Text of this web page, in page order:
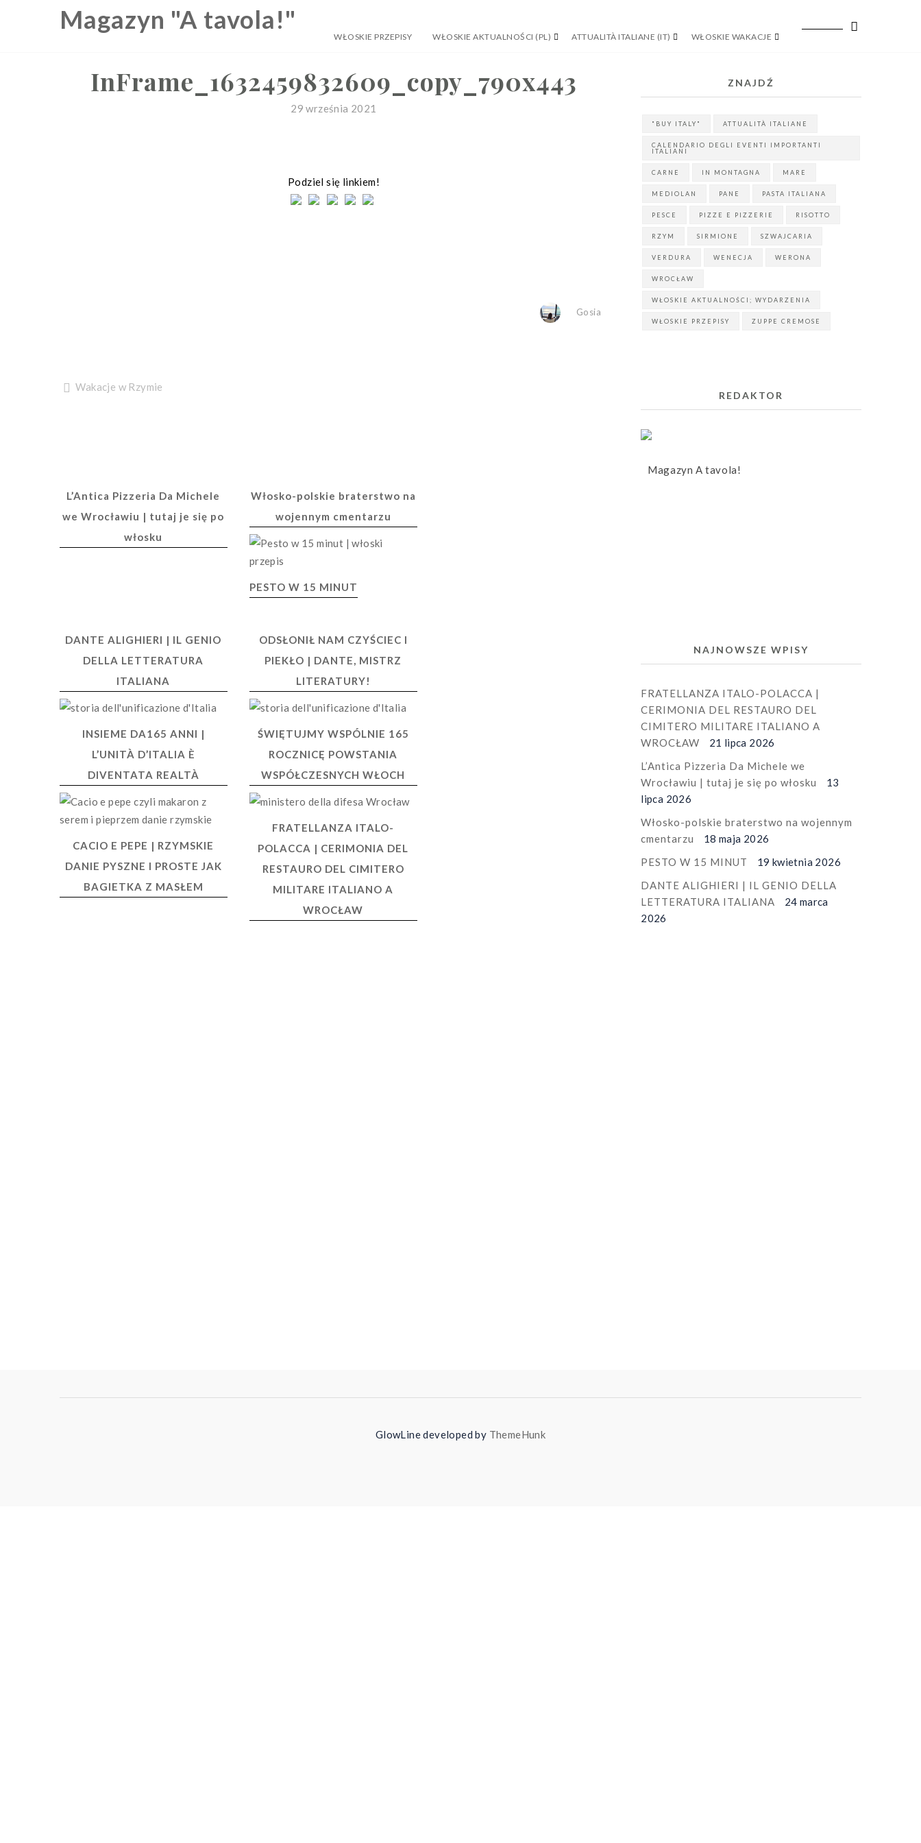
Magazyn "A tavola!"
WŁOSKIE PRZEPISY WŁOSKIE AKTUALNOŚCI (PL) ATTUALITÀ ITALIANE (IT) WŁOSKIE WAKACJE
InFrame_1632459832609_copy_790x443
29 września 2021
Podziel się linkiem!
Gosia
Nawigacja
wpisu
Wakacje w Rzymie
L’Antica Pizzeria Da Michele
we Wrocławiu | tutaj je się po
włosku
Włosko-polskie braterstwo na
wojennym cmentarzu
PESTO W 15 MINUT
DANTE ALIGHIERI | IL GENIO
DELLA LETTERATURA
ITALIANA
ODSŁONIŁ NAM CZYŚCIEC I
PIEKŁO | DANTE, MISTRZ
LITERATURY!
INSIEME DA165 ANNI |
L’UNITÀ D’ITALIA È
DIVENTATA REALTÀ
ŚWIĘTUJMY WSPÓLNIE 165
ROCZNICĘ POWSTANIA
WSPÓŁCZESNYCH WŁOCH
CACIO E PEPE | RZYMSKIE
DANIE PYSZNE I PROSTE JAK
BAGIETKA Z MASŁEM
FRATELLANZA ITALO-
POLACCA | CERIMONIA DEL
RESTAURO DEL CIMITERO
MILITARE ITALIANO A
WROCŁAW
ZNAJDŹ
"BUY ITALY" ATTUALITÀ ITALIANE
CALENDARIO DEGLI EVENTI IMPORTANTI
ITALIANI
CARNE IN MONTAGNA MARE
MEDIOLAN PANE PASTA ITALIANA
PESCE PIZZE E PIZZERIE RISOTTO
RZYM SIRMIONE SZWAJCARIA
VERDURA WENECJA WERONA
WROCŁAW
WŁOSKIE AKTUALNOŚCI; WYDARZENIA
WŁOSKIE PRZEPISY ZUPPE CREMOSE
REDAKTOR
Magazyn A tavola!
NAJNOWSZE WPISY
FRATELLANZA ITALO-POLACCA |
CERIMONIA DEL RESTAURO DEL
CIMITERO MILITARE ITALIANO A
WROCŁAW
21 lipca 2026
L’Antica Pizzeria Da Michele we
Wrocławiu | tutaj je się po włosku
13
lipca 2026
Włosko-polskie braterstwo na wojennym
cmentarzu
18 maja 2026
PESTO W 15 MINUT
19 kwietnia 2026
DANTE ALIGHIERI | IL GENIO DELLA
LETTERATURA ITALIANA
24 marca
2026
GlowLine developed by ThemeHunk